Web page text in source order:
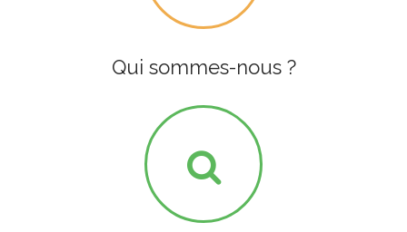
Qui sommes-nous ?